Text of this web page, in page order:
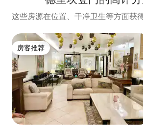
这些房源在位置、干净卫生等方面获
房客推荐
房客推荐